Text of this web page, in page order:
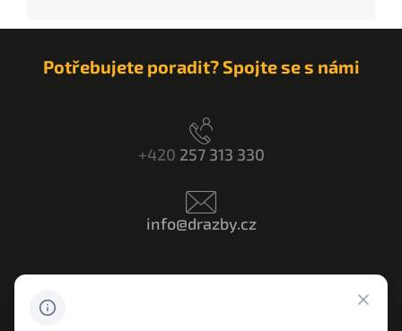
Potřebujete poradit? Spojte se s námi
+420 257 313 330
info@drazby.cz